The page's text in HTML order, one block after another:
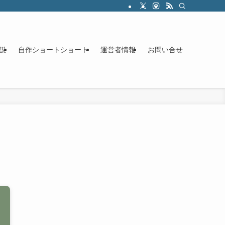
自作ショートショート 運営者情報 お問い合せ